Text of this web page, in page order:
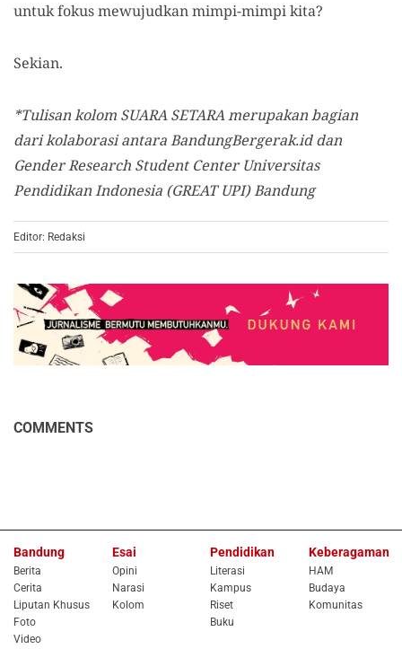
untuk fokus mewujudkan mimpi-mimpi kita?
Sekian.
*Tulisan kolom SUARA SETARA merupakan bagian
dari kolaborasi antara BandungBergerak.id dan
Gender Research Student Center Universitas
Pendidikan Indonesia (GREAT UPI) Bandung
Editor: Redaksi
COMMENTS
Bandung
Berita
Cerita
Liputan Khusus
Foto
Video
Esai
Opini
Narasi
Kolom
Pendidikan
Literasi
Kampus
Riset
Buku
Keberagaman
HAM
Budaya
Komunitas